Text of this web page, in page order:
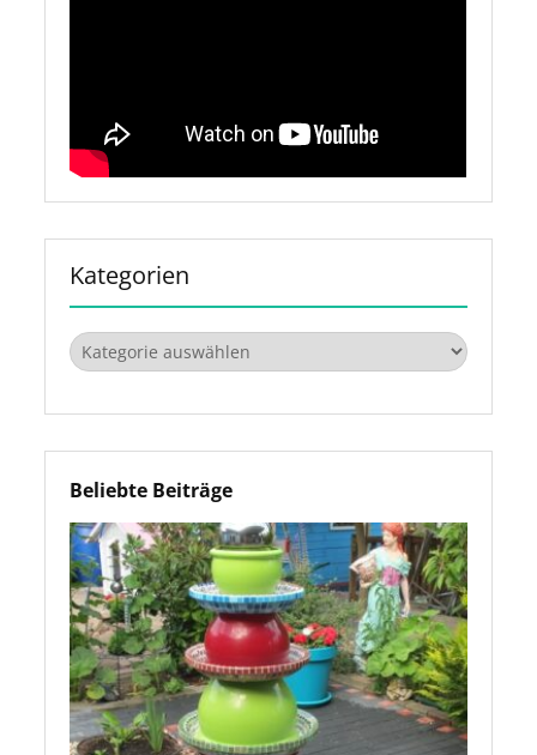
Kategorien
Kategorien
Beliebte Beiträge